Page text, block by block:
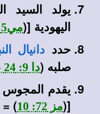
يولد السيد
اليهودية [(مي5: 2
حدد دانيال
صلبه (دا 9: 24 -27
يقدم المجوس
[(مز 72: 10 (